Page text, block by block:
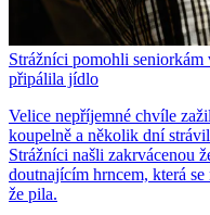
Strážníci pomohli seniorkám
připálila jídlo
Velice nepříjemné chvíle
koupelně a několik dní
Strážníci našli zakrvácenou
doutnajícím hrncem, která
že pila.